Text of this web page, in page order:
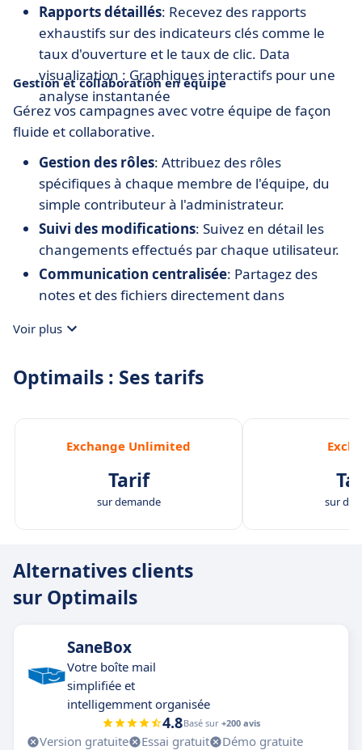
Rapports détaillés: Recevez des rapports
exhaustifs sur des indicateurs clés comme le
taux d'ouverture et le taux de clic. Data
visualization : Graphiques interactifs pour une
analyse instantanée
Gestion et collaboration en équipe
Gérez vos campagnes avec votre équipe de façon
fluide et collaborative.
Gestion des rôles: Attribuez des rôles
spécifiques à chaque membre de l'équipe, du
simple contributeur à l'administrateur.
Suivi des modifications: Suivez en détail les
changements effectués par chaque utilisateur.
Communication centralisée: Partagez des
notes et des fichiers directement dans
efficace.
Voir plus
Optimails : Ses tarifs
Exchange Unlimited
Tarif
sur demande sur
Alternatives clients
sur Optimails
SaneBox
Votre boîte mail
simplifiée et
intelligemment organisée
4.8Basé sur +200 avis
Version gratuite Essai gratuit
Démo gratuite